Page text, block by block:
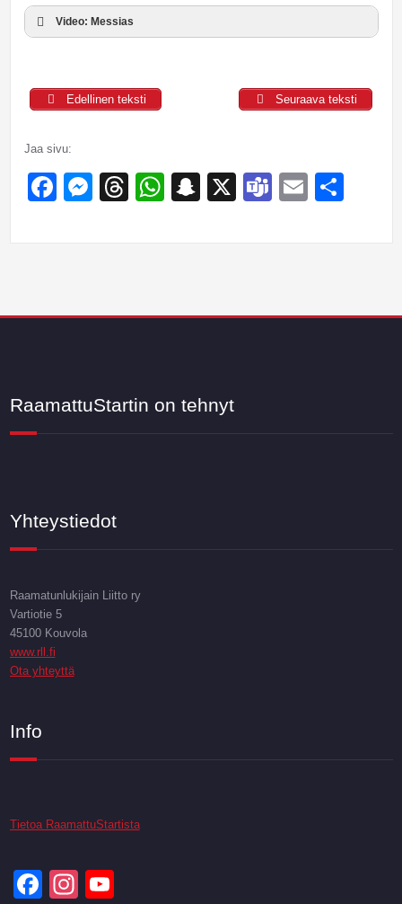
Video: Messias
Edellinen teksti Seuraava teksti
Jaa sivu:
Facebook
Messenger
Threads
WhatsApp
Snapchat
X TeamsEmail
RaamattuStartin on tehnyt
Yhteystiedot
Raamatunlukijain Liitto ry
Vartiotie 5
45100 Kouvola
www.rll.fi
Ota yhteyttä
Info
Tietoa RaamattuStartista
Facebook
Instagram